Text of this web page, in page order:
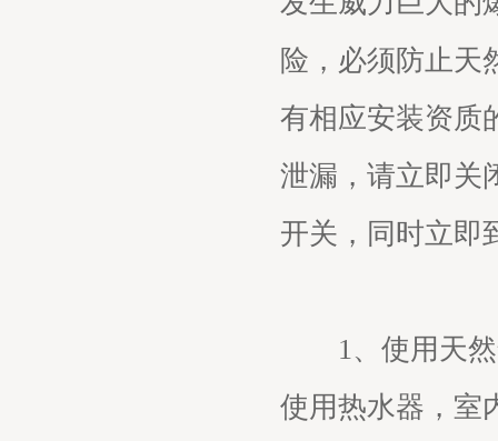
险，必须防止天
有相应安装资质
泄漏，请立即关
开关，同时立即
1、使用天然
使用热水器，室